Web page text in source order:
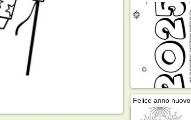
Felice anno nuovo